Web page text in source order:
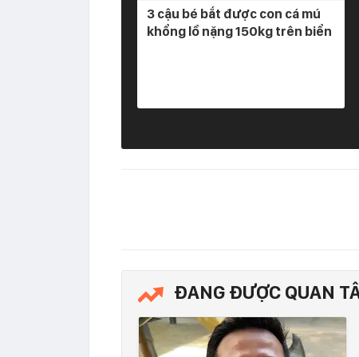
3 cậu bé bắt được con cá mú
khổng lồ nặng 150kg trên biển
ĐANG ĐƯỢC QUAN